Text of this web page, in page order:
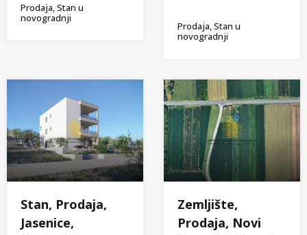
Prodaja, Stan u
novogradnji
Prodaja, Stan u
novogradnji
Stan, Prodaja,
Jasenice,
Zemljište,
Prodaja, Novi